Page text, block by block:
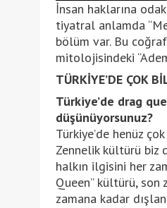
İnsan haklarına
tiyatral anlamda
bölüm var. Bu
mitolojisindeki
TÜRKİYE’DE ÇOK
Türkiye’de drag
düşünüyorsunuz?
Türkiye’de henüz
Zennelik kültürü biz
halkın ilgisini her
Queen” kültürü, son
zamana kadar